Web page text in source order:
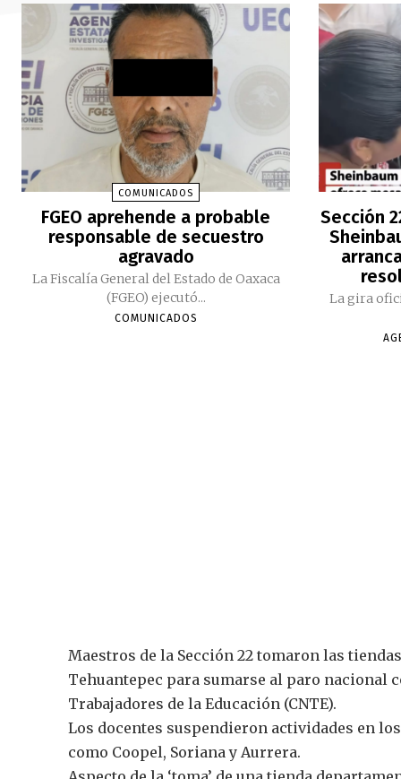
COMUNICADOS
FGEO aprehende a probable
responsable de secuestro
agravado
La Fiscalía General del Estado de Oaxaca
(FGEO) ejecutó...
COMUNICADOS
Sección
La gira